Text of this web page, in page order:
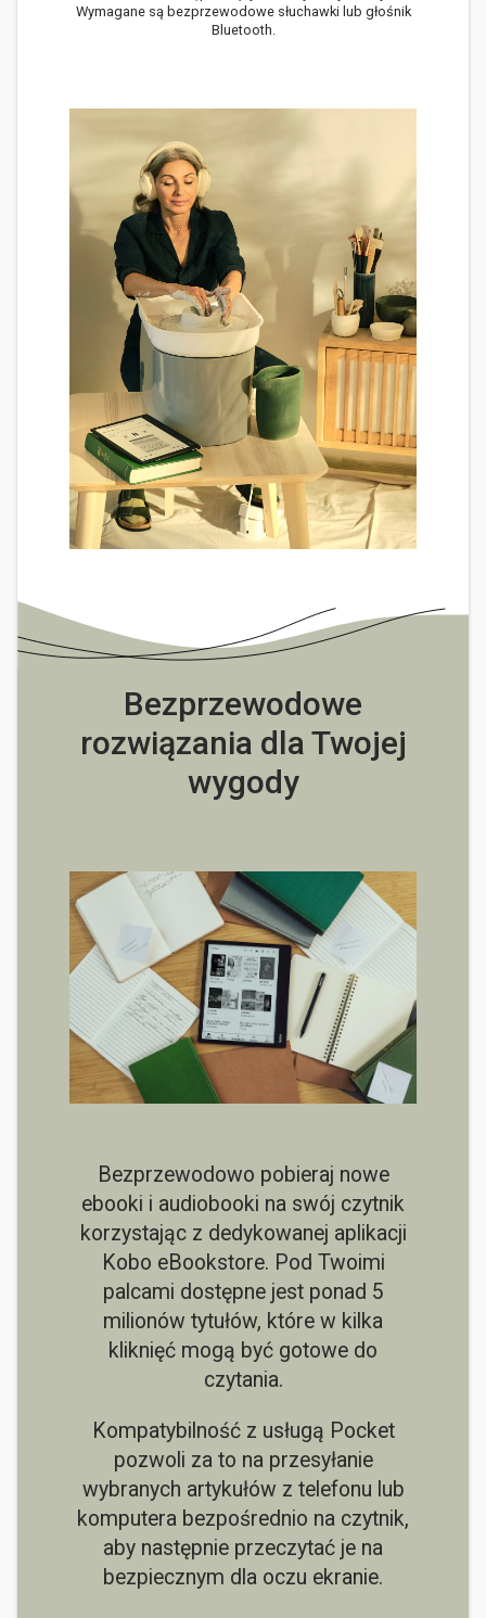
Wymagane są bezprzewodowe słuchawki lub głośnik
Bluetooth.
Bezprzewodowe
rozwiązania dla Twojej
wygody
Bezprzewodowo pobieraj nowe
ebooki i audiobooki na swój czytnik
korzystając z dedykowanej aplikacji
Kobo eBookstore. Pod Twoimi
palcami dostępne jest ponad 5
milionów tytułów, które w kilka
kliknięć mogą być gotowe do
czytania.
Kompatybilność z usługą Pocket
pozwoli za to na przesyłanie
wybranych artykułów z telefonu lub
komputera bezpośrednio na czytnik,
aby następnie przeczytać je na
bezpiecznym dla oczu ekranie.